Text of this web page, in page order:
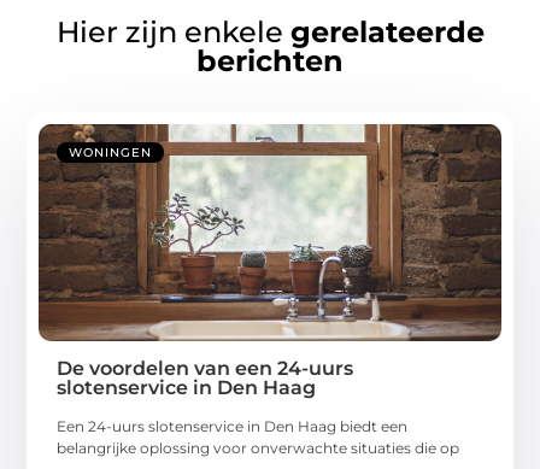
Hier zijn enkele gerelateerde
berichten
WONINGEN
De voordelen van een 24-uurs
slotenservice in Den Haag
Een 24-uurs slotenservice in Den Haag biedt een
belangrijke oplossing voor onverwachte situaties die op